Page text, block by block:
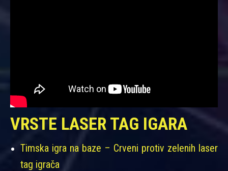
VRSTE LASER TAG IGARA
Timska igra na baze – Crveni protiv zelenih laser
tag igrača